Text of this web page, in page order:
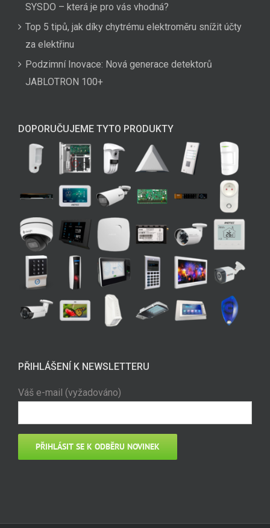
SYSDO – která je pro vás vhodná?
Top 5 tipů, jak díky chytrému elektroměru snížit účty
za elektřinu
Podzimní Inovace: Nová generace detektorů
JABLOTRON 100+
DOPORUČUJEME TYTO PRODUKTY
PŘIHLÁŠENÍ K NEWSLETTERU
Váš e-mail (vyžadováno)